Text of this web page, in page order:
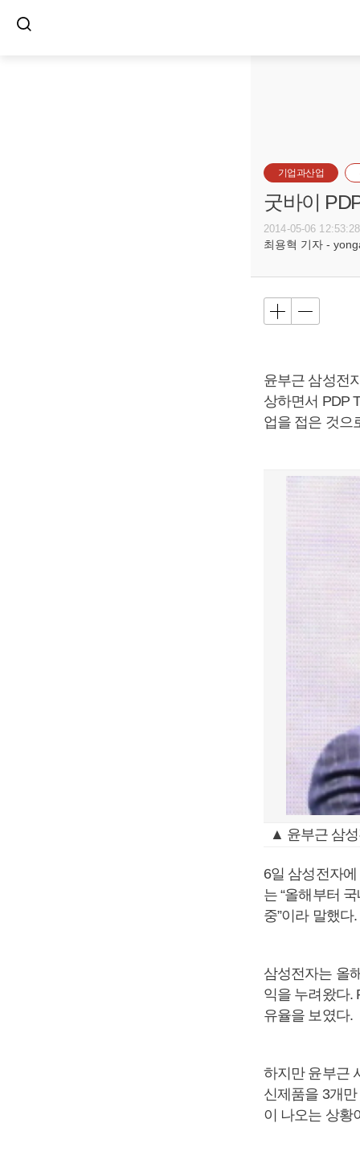
기업과산업
굿바이
2014-05-06 12:53:28
최용혁 기자 -
윤부근 삼성전
상하면서 PDP
업을 접은 것으
▲ 윤부근 삼
6일 삼성전자
는 “올해부터
중”이라 말했다.
삼성전자는 올
익을 누려왔다.
유율을 보였다.
하지만 윤부근
신제품을 3개
이 나오는 상황